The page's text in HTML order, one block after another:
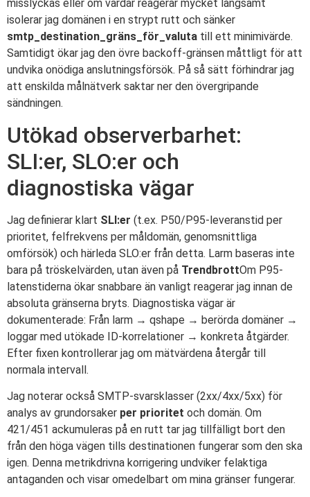
misslyckas eller om värdar reagerar mycket långsamt
isolerar jag domänen i en strypt rutt och sänker
smtp_destination_gräns_för_valuta till ett minimivärde.
Samtidigt ökar jag den övre backoff-gränsen måttligt för att
undvika onödiga anslutningsförsök. På så sätt förhindrar jag
att enskilda målnätverk saktar ner den övergripande
sändningen.
Utökad observerbarhet:
SLI:er, SLO:er och
diagnostiska vägar
Jag definierar klart SLI:er (t.ex. P50/P95-leveranstid per
prioritet, felfrekvens per måldomän, genomsnittliga
omförsök) och härleda SLO:er från detta. Larm baseras inte
bara på tröskelvärden, utan även på TrendbrottOm P95-
latenstiderna ökar snabbare än vanligt reagerar jag innan de
absoluta gränserna bryts. Diagnostiska vägar är
dokumenterade: Från larm → qshape → berörda domäner →
loggar med utökade ID-korrelationer → konkreta åtgärder.
Efter fixen kontrollerar jag om mätvärdena återgår till
normala intervall.
Jag noterar också SMTP-svarsklasser (2xx/4xx/5xx) för
analys av grundorsaker per prioritet och domän. Om
421/451 ackumuleras på en rutt tar jag tillfälligt bort den
från den höga vägen tills destinationen fungerar som den ska
igen. Denna metrikdrivna korrigering undviker felaktiga
antaganden och visar omedelbart om mina gränser fungerar.